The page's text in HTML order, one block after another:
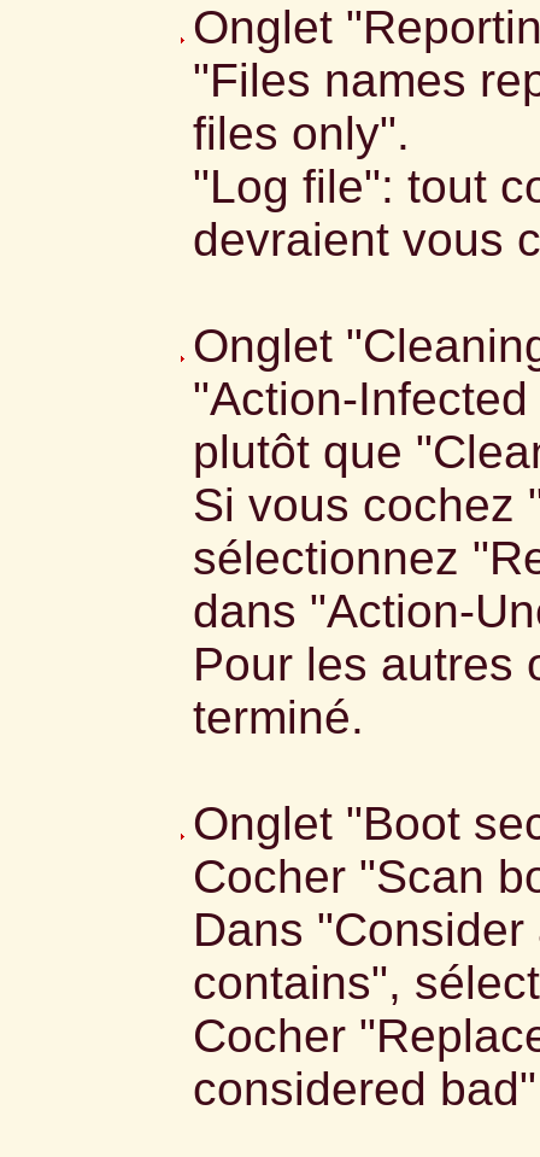
Onglet
"Files names
files only".
"Log file": tout
devraient vous
Onglet
"Action-
plutôt que
Si vous cochez
sélectionnez
dans "Action-
Pour les autres
terminé.
Onglet "Boot
Cocher "Scan
Dans
contains",
Cocher
considered